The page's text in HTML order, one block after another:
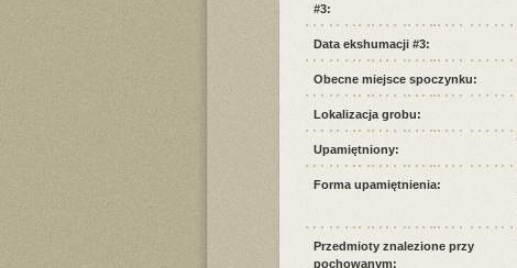
#3:
Data ekshumacji #3:
Obecne miejsce spoczynku:
Lokalizacja grobu:
Upamiętniony:
Forma upamiętnienia:
Przedmioty znalezione przy
pochowanym: